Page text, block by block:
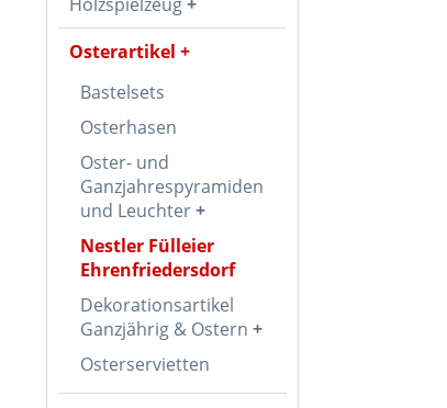
Osterartikel
Bastelsets
Osterhasen
Oster- und
Ganzjahrespyramiden
und Leuchter
Nestler Fülleier
Ehrenfriedersdorf
Dekorationsartikel
Ganzjährig & Ostern
Osterservietten